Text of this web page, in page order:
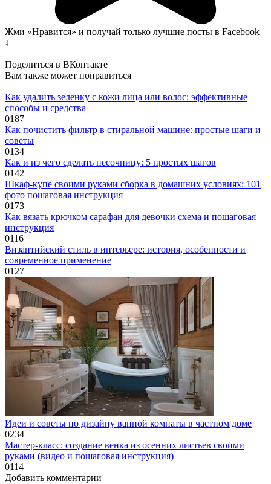
Жми «Нравится» и получай только лучшие посты в Facebook
↓
Поделиться в ВКонтакте
Вам также может понравиться
Как удалить зеленку с кожи лица или волос: эффективные
способы и средства
0187
Как почистить фильтр в стиральной машине: простые шаги и
советы
0134
Как и из чего сделать песочницу: 5 простых шагов
0142
Шкаф-купе своими руками сборка в домашних условиях: 101
фото пошаговая инструкция
0173
Как вязать крючком сарафан для девочки схема и пошаговая
инструкция
0116
Византийский стиль в интерьере: история, особенности и
современное применение
0127
Идеи и советы по дизайну ванной комнаты в частном доме
0234
Мастер-класс: создание венка из осенних листьев своими
руками (видео и пошаговая инструкция)
0114
Добавить комментарии